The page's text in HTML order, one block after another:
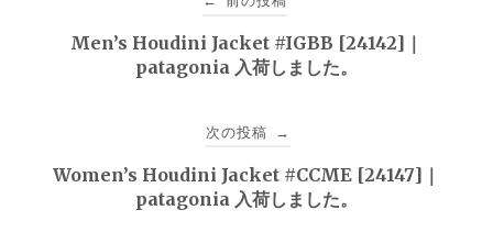
Men’s Houdini Jacket #IGBB [24142]｜
patagonia 入荷しました。
次の投稿 →
Women’s Houdini Jacket #CCME [24147]｜
patagonia 入荷しました。